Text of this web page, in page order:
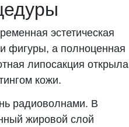
эстетическая
фигуры, а полноценная
липосакция открыла
кожи.
радиоволнами. В
жировой слой